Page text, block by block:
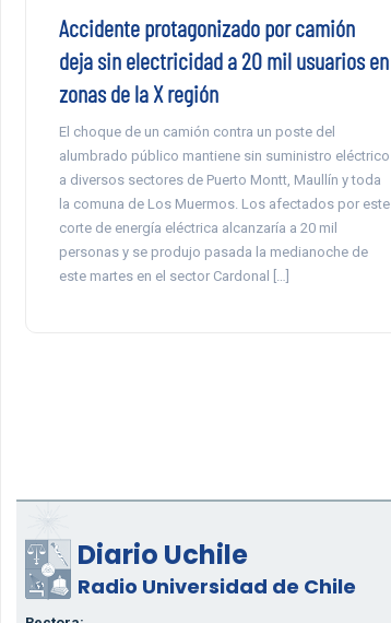
Accidente protagonizado por camión
deja sin electricidad a 20 mil usuarios en
zonas de la X región
El choque de un camión contra un poste del
alumbrado público mantiene sin suministro eléctrico
a diversos sectores de Puerto Montt, Maullín y toda
la comuna de Los Muermos. Los afectados por este
corte de energía eléctrica alcanzaría a 20 mil
personas y se produjo pasada la medianoche de
este martes en el sector Cardonal […]
Diario Uchile
Radio Universidad de Chile